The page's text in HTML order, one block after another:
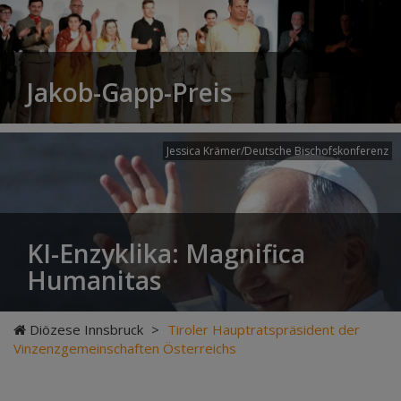
Jakob-Gapp-Preis
Jessica Krämer/Deutsche Bischofskonferenz
KI-Enzyklika: Magnifica
Humanitas
Diözese Innsbruck > Tiroler Hauptratspräsident der
Vinzenzgemeinschaften Österreichs